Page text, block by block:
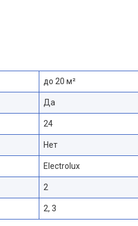
до 20 м²
Да
24
Нет
Electrolux
2
2, 3